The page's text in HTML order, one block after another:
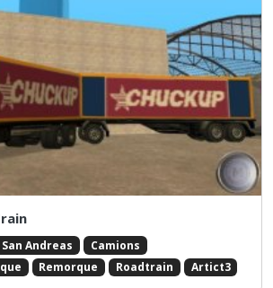
San Andreas
Camions
Remorque Roadtrain Artict3